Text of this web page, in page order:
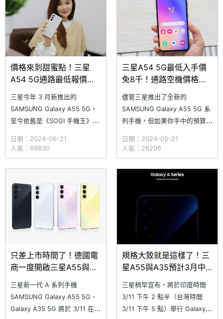
店家的電池平均維修價格
出頭就有機會入手，實在是非常
價格來到甜蜜點！三星
A54 5G通路最低報價一
三星今年 3 月新推出的
SAMSUNG Galaxy A55 5G，
至今依舊是《SOGI 手機王》熱
Galaxy A55 5G 對你來說預算
太高怎麼辦？別急，其實前一代
的 Galaxy A54 5G 也相當好
又 3 個多月的上市時間，現在
日期：2024-06-21
人氣：69830
三星A54 5G最低入手價
免8千！通路空機價格整
儘管三星推出了全新的
SAMSUNG Galaxy A55 5G 系
列手機，但如果你手中的預算相
的 Galaxy A54 5G 手機，因為
它不僅具備 6.4 吋 120Hz 更新
率螢幕，同時還擁有 IP67 防塵
防水，以及 5,000 萬畫素
日期：2024-05-21
人氣：28206
只差上市時間了！德國電
商一度開啟三星A55與
A35產品頁面
三星新一代 A 系列手機
SAMSUNG Galaxy A55 5G、
Galaxy A35 5G 將於 3/11 在印
規格大致就是這樣了！三
星A55與A35預計3月中
旬印度發表
三星稍早宣布，將於印度時間
3/11 下午 2 點半（台灣時間
3/11 下午 5 點）舉行 Galaxy A